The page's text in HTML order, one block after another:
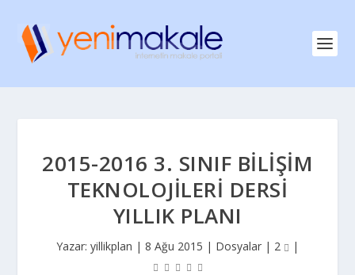
2015-2016 3. SINIF BILIŞIM
TEKNOLOJILERI DERSI
YILLIK PLANI
Yazar: yillikplan | 8 Ağu 2015 | Dosyalar | 2 |